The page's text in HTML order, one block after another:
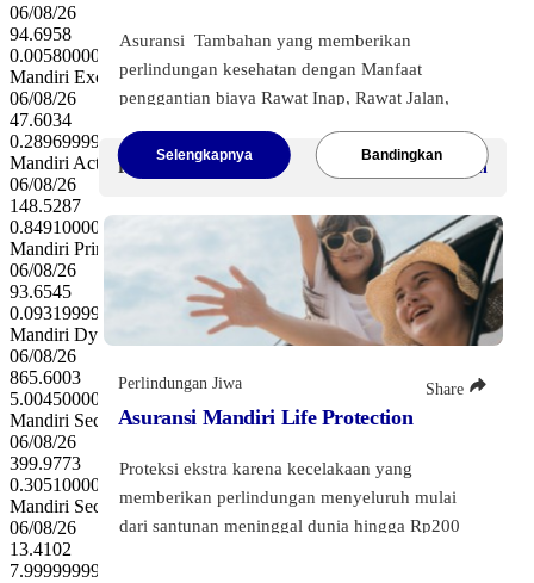
Asuransi Tambahan yang memberikan
perlindungan kesehatan dengan Manfaat
penggantian biaya Rawat Inap, Rawat Jalan,
Santunan Meninggal Dunia akibat Kecelakaan
sesuai dengan Plan yang dipilih.
Tersedia dalam 4 pilihan Plan sesuai kebutuhan
perlindungan Anda. Melangkah Pasti bersama
Asuransi Tambahan Mandiri Medical Care,
perlindungan menyeluruh untuk setiap langkah
sehatmu.
Klik tombol di bawah ini
informasi lebih lanjut
Premi Mulai Dapat disesuaikan
Selengkapnya Bandingkan
Perlindungan Jiwa Share
Asuransi Mandiri Life Protection
Proteksi ekstra karena kecelakaan yang
memberikan perlindungan menyeluruh mulai
dari santunan meninggal dunia hingga Rp200
06/08/26
94.6958
0.005800000000007799
Mandiri Excellent Equity Rupiah
06/08/26
47.6034
0.2896999999999963
Mandiri Active Balanced Money Syaria...
06/08/26
148.5287
0.8491000000000213
Mandiri Prime Fixed Income Rupiah
06/08/26
93.6545
0.09319999999999595
Mandiri Dynamic Equity Money Rupiah
06/08/26
865.6003
5.004500000000007
Mandiri Secure Fixed Income Money Rupiah
06/08/26
399.9773
0.30510000000003856
Mandiri Secure Fixed Income Money USD
06/08/26
13.4102
7.999999999999119E-4